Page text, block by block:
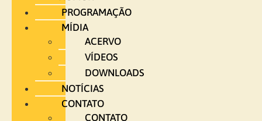
PROGRAMAÇÃO
MÍDIA
ACERVO
VÍDEOS
DOWNLOADS
NOTÍCIAS
CONTATO
CONTATO